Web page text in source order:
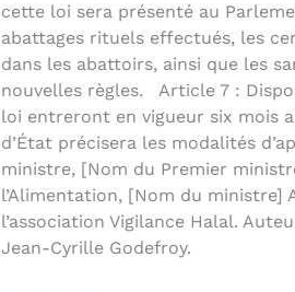
cette loi sera présenté au
abattages rituels effectués, les
dans les abattoirs, ainsi que les
nouvelles règles. Article 7 :
loi entreront en vigueur six mois
d’État précisera les modalités
ministre, [Nom du Premier
l’Alimentation, [Nom du ministre]
l’association Vigilance Halal.
Jean-Cyrille Godefroy.